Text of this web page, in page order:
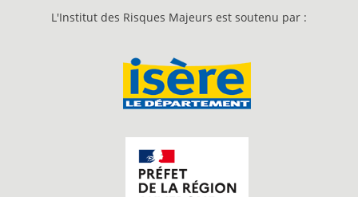
L'Institut des Risques Majeurs est soutenu par :